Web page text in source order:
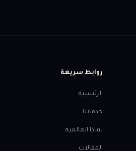
روابط سريعة
الرئيسية
خدماتنا
لماذا العالمية
المقالات